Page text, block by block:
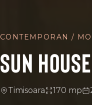
CONTEMPORAN /
SUN HOUSE
Timisoara 170 mp